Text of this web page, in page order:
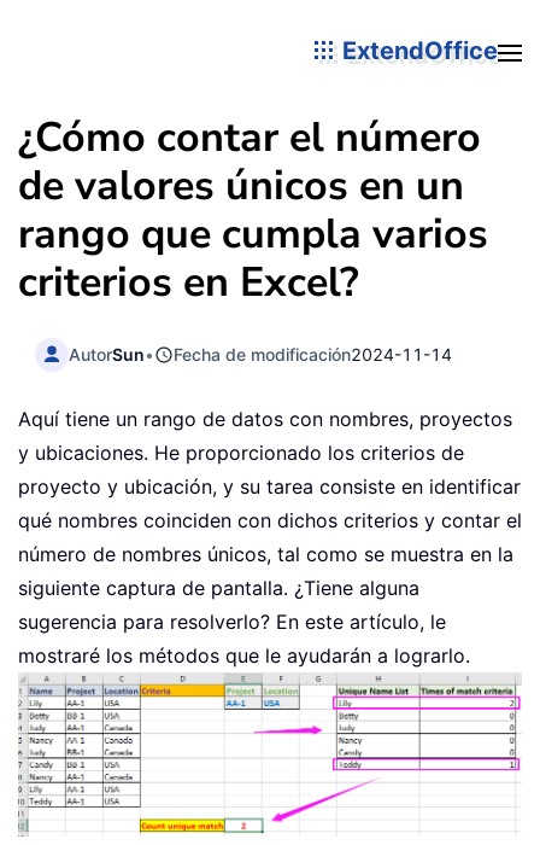
ExtendOffice
¿Cómo contar el número
de valores únicos en un
rango que cumpla varios
criterios en Excel?
AutorSun• Fecha de modificación2024-11-14
Aquí tiene un rango de datos con nombres, proyectos
y ubicaciones. He proporcionado los criterios de
proyecto y ubicación, y su tarea consiste en identificar
qué nombres coinciden con dichos criterios y contar el
número de nombres únicos, tal como se muestra en la
siguiente captura de pantalla. ¿Tiene alguna
sugerencia para resolverlo? En este artículo, le
mostraré los métodos que le ayudarán a lograrlo.